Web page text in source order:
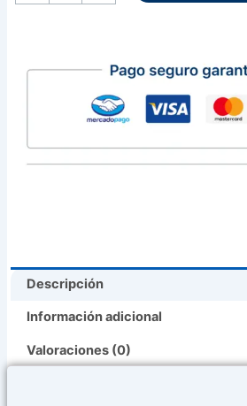
Marcha
Pg200
)
cantidad
Descripción
Información adicional
Valoraciones (0)